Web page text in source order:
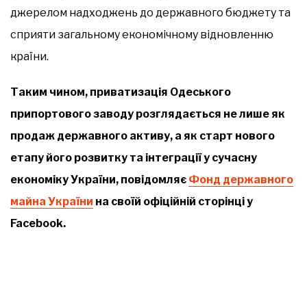
джерелом надходжень до державного бюджету та
сприяти загальному економічному відновленню
країни.
Таким чином, приватизація Одеського
припортового заводу розглядається не лише як
продаж державного активу, а як старт нового
етапу його розвитку та інтеграції у сучасну
економіку України, повідомляє Фонд державного
майна України на своїй офіційній сторінці у
Facebook.